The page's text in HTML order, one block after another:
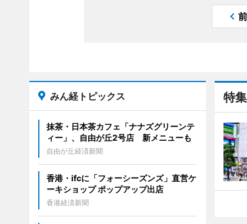
特集
みん経トピックス
抹茶・日本茶カフェ「ナナズグリーンテ
ィー」、自由が丘2号店 新メニューも
自由が丘経済新聞
香港・ifcに「フォーシーズンズ」直営ケ
ーキショップ ポップアップ出店
香港経済新聞